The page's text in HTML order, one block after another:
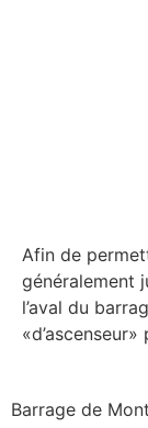
Afin de
généralement
l’aval du
Barrage de